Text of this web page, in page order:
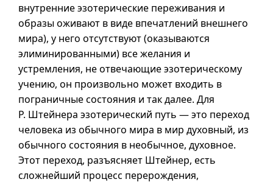
внутренние эзотерические переживания и
образы оживают в виде впечатлений внешнего
мира), у него отсутствуют (оказываются
элиминированными) все желания и
устремления, не отвечающие эзотерическому
учению, он произвольно может входить в
пограничные состояния и так далее. Для
Р. Штейнера эзотерический путь — это переход
человека из обычного мира в мир духовный, из
обычного состояния в необычное, духовное.
Этот переход, разъясняет Штейнер, есть
сложнейший процесс перерождения,